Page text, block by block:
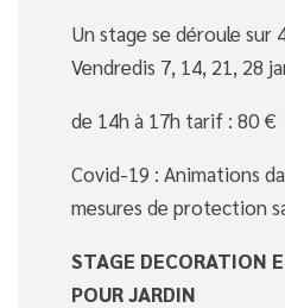
Un stage se déroule sur
Vendredis 7, 14, 21, 28
de 14h à 17h tarif : 80 €
Covid-19 : Animations
mesures de protection
STAGE DECORATION
POUR JARDIN